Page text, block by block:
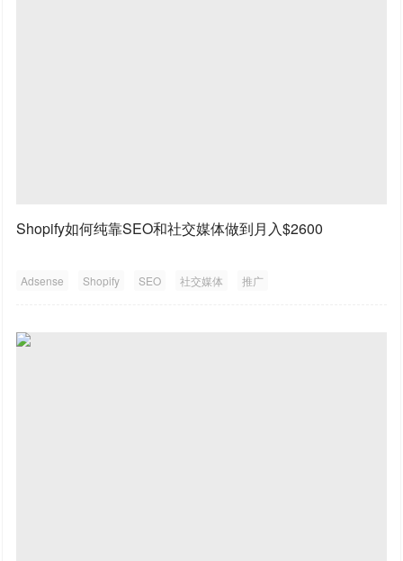
Shopify如何纯靠SEO和社交媒体做到月入$2600
Adsense Shopify SEO 社交媒体 推广